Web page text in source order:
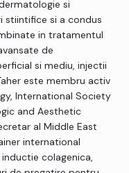
si
stiintifice si a condus
in tratamentul
de
si mediu, injectii
este membru activ
International Society
and Aesthetic
al Middle East
international
colagenica,